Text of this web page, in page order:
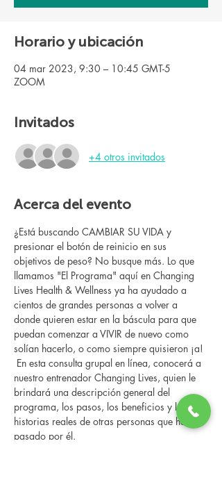
Horario y ubicación
04 mar 2023, 9:30 – 10:45 GMT-5
ZOOM
Invitados
+4 otros invitados
Acerca del evento
¿Está buscando CAMBIAR SU VIDA y
presionar el botón de reinicio en sus
objetivos de peso? No busque más. Lo que
llamamos "El Programa" aquí en Changing
Lives Health & Wellness ya ha ayudado a
cientos de grandes personas a volver a
donde quieren estar en la báscula para que
puedan comenzar a VIVIR de nuevo como
solían hacerlo, o como siempre quisieron ¡a!
nuestro entrenador Changing Lives, quien le
brindará una descripción general del
programa, los pasos, los beneficios y las
historias reales de otras personas que han
pasado por él.